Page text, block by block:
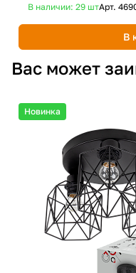
В наличии: 29 штАрт.
В
Вас может
Новинка